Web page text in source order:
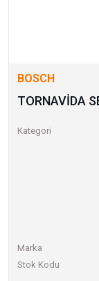
BOSCH
TORNAVİDA
Kategori
Marka
Stok Kodu